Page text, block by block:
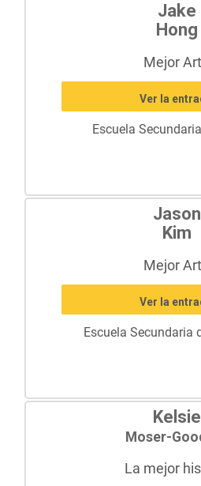
Jake
Hong
Mejor
Ver la
Escuela
Jason
Kim
Mejor
Ver la
Escuela Secundaria
Kelsie
Moser-
La mejor